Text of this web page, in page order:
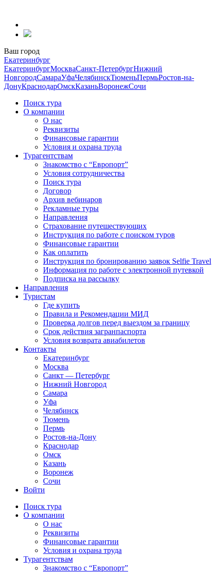
содержанию
Ваш город
Екатеринбург
ЕкатеринбургМоскваСанкт-ПетербургНижний
НовгородСамараУфаЧелябинскТюменьПермьРостов-на-
ДонуКраснодарОмскКазаньВоронежСочи
Поиск тура
О компании
О нас
Реквизиты
Финансовые гарантии
Условия и охрана труда
Турагентствам
Знакомство с “Европорт”
Условия сотрудничества
Поиск тура
Договор
Архив вебинаров
Рекламные туры
Направления
Страхование путешествующих
Инструкция по работе с поиском туров
Финансовые гарантии
Как оплатить
Инструкция по бронированию заявок Selfie Travel
Информация по работе с электронной путевкой
Подписка на рассылку
Направления
Туристам
Где купить
Правила и Рекомендации МИД
Проверка долгов перед выездом за границу
Срок действия загранпаспорта
Условия возврата авиабилетов
Контакты
Екатеринбург
Москва
Санкт — Петербург
Нижний Новгород
Самара
Уфа
Челябинск
Тюмень
Пермь
Ростов-на-Дону
Краснодар
Омск
Казань
Воронеж
Сочи
Войти
Поиск тура
О компании
О нас
Реквизиты
Финансовые гарантии
Условия и охрана труда
Турагентствам
Знакомство с “Европорт”